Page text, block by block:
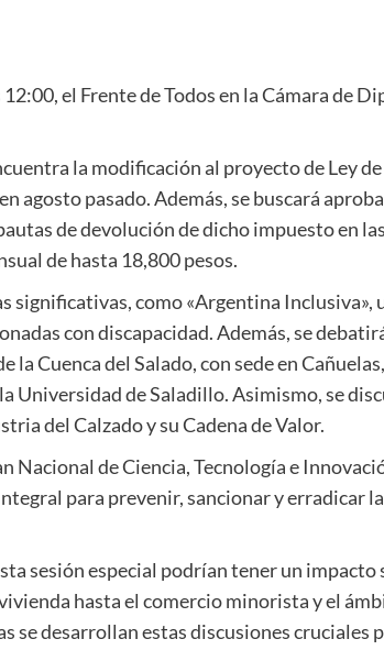
el Frente de Todos en la Cámara de
la modificación al proyecto de Ley
agosto pasado. Además, se buscará
de devolución de dicho impuesto en
de hasta 18,800 pesos.
como «Argentina Inclusiva»,
con discapacidad. Además, se
Cuenca del Salado, con sede en
Universidad de Saladillo. Asimismo, se
del Calzado y su Cadena de Valor.
Nacional de Ciencia, Tecnología e
para prevenir, sancionar y erradicar
sesión especial podrían tener un
hasta el comercio minorista y el
se desarrollan estas discusiones cruciales